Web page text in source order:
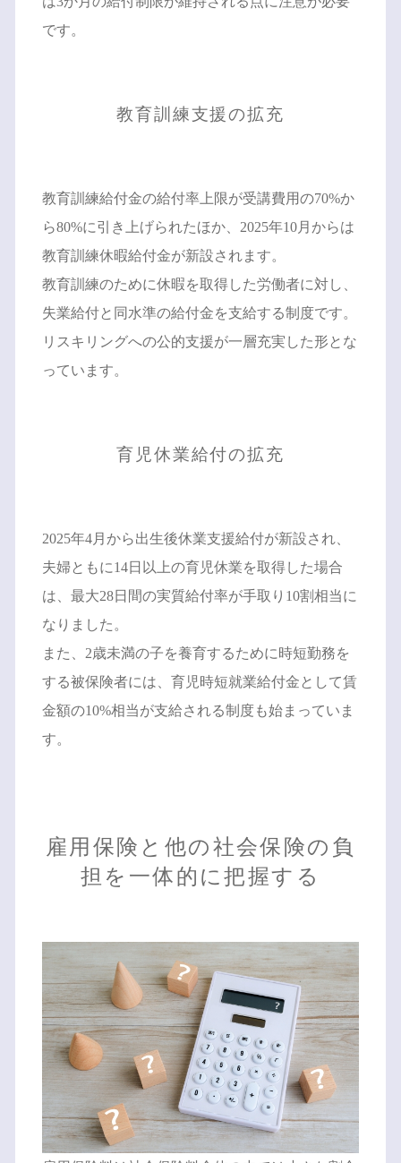
です。
教育訓練支援の拡充
教育訓練給付金の給付率上限が受講費用の70%か
ら80%に引き上げられたほか、2025年10月からは
教育訓練休暇給付金が新設されます。
教育訓練のために休暇を取得した労働者に対し、
失業給付と同水準の給付金を支給する制度です。
リスキリングへの公的支援が一層充実した形とな
っています。
育児休業給付の拡充
2025年4月から出生後休業支援給付が新設され、
夫婦ともに14日以上の育児休業を取得した場合
は、最大28日間の実質給付率が手取り10割相当に
なりました。
また、2歳未満の子を養育するために時短勤務を
する被保険者には、育児時短就業給付金として賃
金額の10%相当が支給される制度も始まっていま
す。
雇用保険と他の社会保険の負
担を一体的に把握する